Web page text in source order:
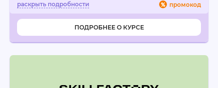
промокод
ПОДРОБНЕЕ О КУРСЕ